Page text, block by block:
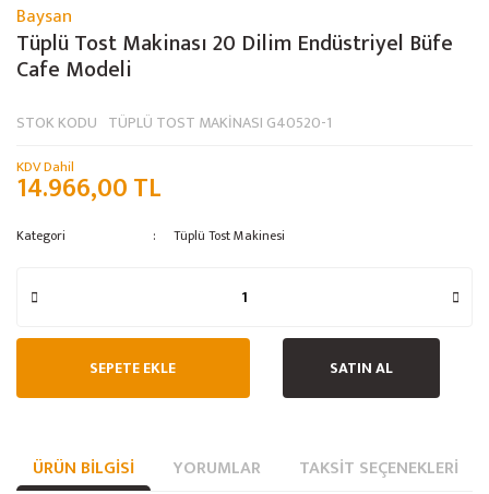
Baysan
Tüplü Tost Makinası 20 Dilim Endüstriyel Büfe
Cafe Modeli
STOK KODU TÜPLÜ TOST MAKİNASI G40520-1
KDV Dahil
14.966,00 TL
Kategori Tüplü Tost Makinesi
SEPETE EKLE SATIN AL
ÜRÜN BILGISI YORUMLAR TAKSIT SEÇENEKLERI